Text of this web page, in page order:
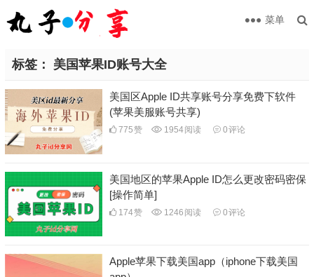
菜单
标签： 美国苹果ID账号大全
美国区Apple ID共享账号分享免费下软件
(苹果美服账号共享)
775赞 1954阅读 0评论
美国地区的苹果Apple ID怎么更改密码密保
[操作简单]
174赞 1246 阅读 0评论
Apple苹果下载美国app（iphone下载美国